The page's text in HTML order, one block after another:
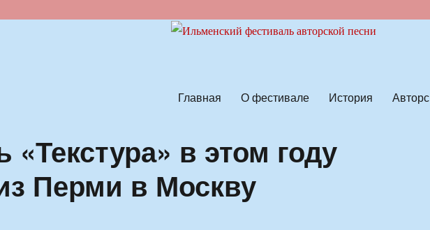
Главная О фестивале История
«Текстура» в этом году
Перми в Москву